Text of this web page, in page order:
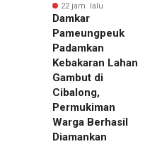
22 jam lalu
Damkar
Pameungpeuk
Padamkan
Kebakaran Lahan
Gambut di
Cibalong,
Permukiman
Warga Berhasil
Diamankan